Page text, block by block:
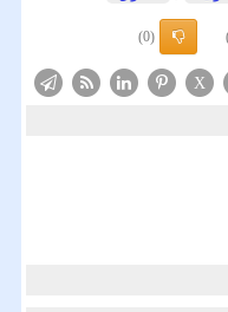
(0)
X